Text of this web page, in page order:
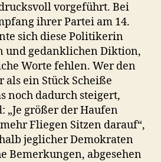
vorgeführt. Bei
ihrer Partei am 14.
sich diese Politikerin
und gedanklichen Diktion,
Worte fehlen. Wer den
als ein Stück Scheiße
noch dadurch steigert,
„Je größer der Haufen
Fliegen Sitzen darauf“,
jeglicher Demokraten
Bemerkungen, abgesehen